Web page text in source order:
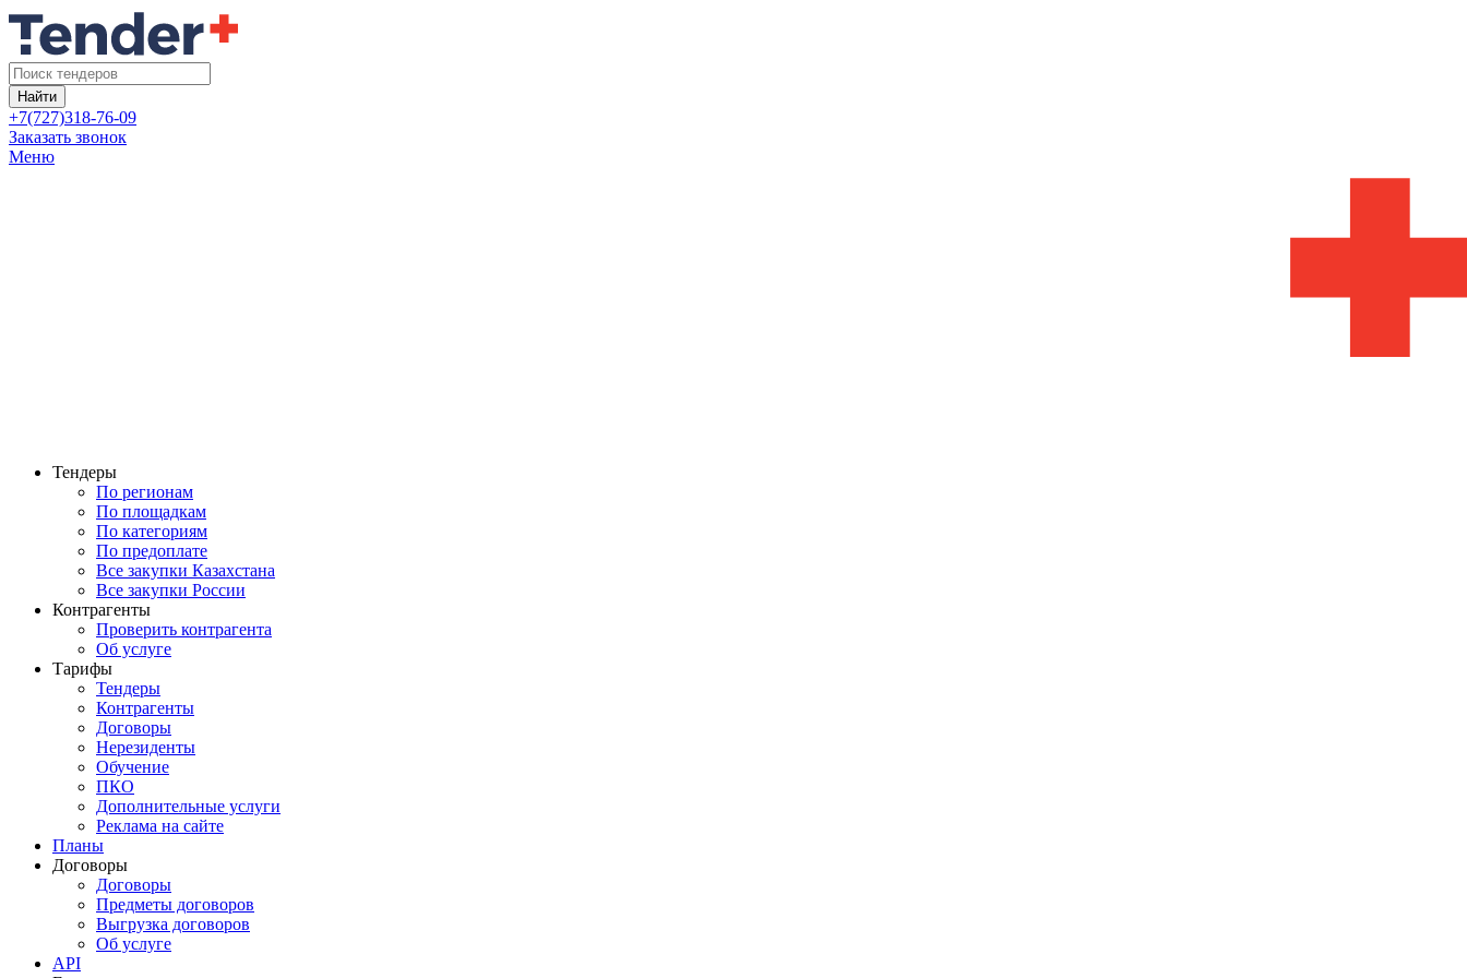
Найти
+7(727)318-76-09
Заказать звонок
Меню
Тендеры
По регионам
По площадкам
По категориям
По предоплате
Все закупки Казахстана
Все закупки России
Контрагенты
Проверить контрагента
Об услуге
Тарифы
Тендеры
Контрагенты
Договоры
Нерезиденты
Обучение
ПКО
Дополнительные услуги
Реклама на сайте
Планы
Договоры
Договоры
Предметы договоров
Выгрузка договоров
Об услуге
API